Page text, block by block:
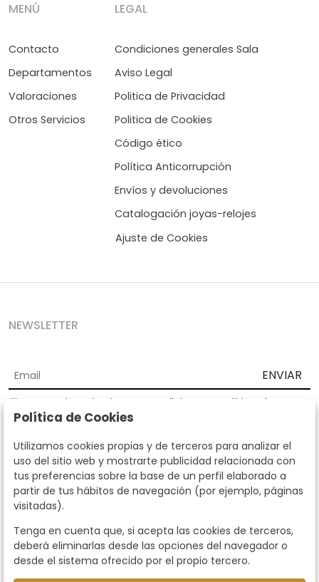
MENÚ
Contacto
Departamentos
Valoraciones
Otros Servicios
LEGAL
Condiciones generales Sala
Aviso Legal
Politica de Privacidad
Politica de Cookies
Código ético
Política Anticorrupción
Envíos y devoluciones
Catalogación joyas-relojes
Ajuste de Cookies
NEWSLETTER
ENVIAR
Acepto los Términos y Condiciones
Política de
privacidad
Según la LOPD y disposiciones de desarrollo, informamos que sus
datos personales serán tratados por parte de Subastas Segre con la
finalidad de gestionar la relación comercial. Puede ejercitar los
derechos de acceso, rectificación, cancelación, oposición y demás
derechos en los términos establecidos en la normativa vigente
dirigiéndote a nosotros. Asimismo, nos puede solicitar el envío de
llamando al teléfono 915159584 o enviando un e-mail a
info@subastassegre.es
Este sitio está protegido por reCAPTCHA y se aplican la
Términos de servicio de Google.
Política de Cookies
Utilizamos cookies propias y de terceros para analizar el
uso del sitio web y mostrarte publicidad relacionada con
tus preferencias sobre la base de un perfil elaborado a
partir de tus hábitos de navegación (por ejemplo, páginas
visitadas).
Tenga en cuenta que, si acepta las cookies de terceros,
deberá eliminarlas desde las opciones del navegador o
desde el sistema ofrecido por el propio tercero.